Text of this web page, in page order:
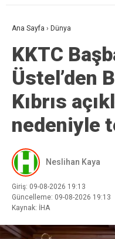
Ana Sayfa › Dünya
KKTC
Üstel’den
Kıbrıs
nedeniyle
Neslihan Kaya
Giriş: 09-08-2026 19:13
Güncelleme: 09-08-2026 19:13
Kaynak: İHA